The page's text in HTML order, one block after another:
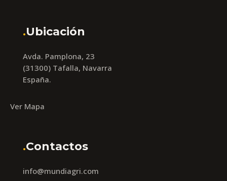
.Ubicación
Avda. Pamplona, 23
(31300) Tafalla, Navarra
España.
Ver Mapa
.Contactos
info@mundiagri.com